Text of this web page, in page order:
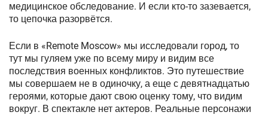
медицинское обследование. И если кто-то зазевается,
то цепочка разорвётся.
Если в «Remote Moscow» мы исследовали город, то
тут мы гуляем уже по всему миру и видим все
последствия военных конфликтов. Это путешествие
мы совершаем не в одиночку, а еще с девятнадцатью
героями, которые дают свою оценку тому, что видим
вокруг. В спектакле нет актеров. Реальные персонажи